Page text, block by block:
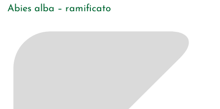
Abies alba – ramificato